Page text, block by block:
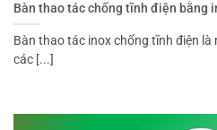
Bàn thao tác chống tĩnh điện bằng
Bàn thao tác inox chống tĩnh điện
các [...]